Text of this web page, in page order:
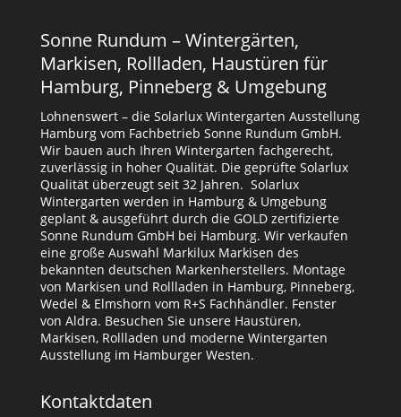
Sonne Rundum – Wintergärten,
Markisen, Rollladen, Haustüren für
Hamburg, Pinneberg & Umgebung
Lohnenswert – die Solarlux Wintergarten Ausstellung
Hamburg vom Fachbetrieb Sonne Rundum GmbH.
Wir bauen auch Ihren Wintergarten fachgerecht,
zuverlässig in hoher Qualität. Die geprüfte Solarlux
Qualität überzeugt seit 32 Jahren. Solarlux
Wintergarten werden in Hamburg & Umgebung
geplant & ausgeführt durch die GOLD zertifizierte
Sonne Rundum GmbH bei Hamburg. Wir verkaufen
eine große Auswahl Markilux Markisen des
bekannten deutschen Markenherstellers. Montage
von Markisen und Rollladen in Hamburg, Pinneberg,
Wedel & Elmshorn vom R+S Fachhändler. Fenster
von Aldra. Besuchen Sie unsere Haustüren,
Markisen, Rollladen und moderne Wintergarten
Ausstellung im Hamburger Westen.
Kontaktdaten